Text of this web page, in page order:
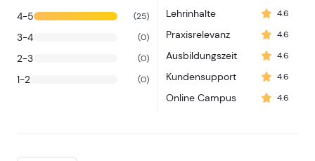
4-5 (25)
3-4 (0)
2-3 (0)
1-2 (0)
Lehrinhalte 4.6
Praxisrelevanz 4.6
Ausbildungszeit 4.6
Kundensupport 4.6
Online Campus 4.6